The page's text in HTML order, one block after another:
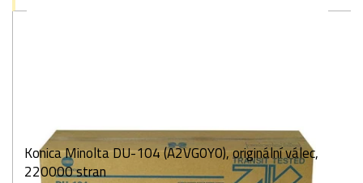
Konica Minolta DU-104 (A2VG0Y0), originální válec,
220000 stran